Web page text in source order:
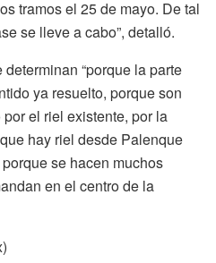
tramos el 25 de mayo. De tal
se lleve a cabo”, detalló.
“porque la parte
ya resuelto, porque son
el riel existente, por la
hay riel desde Palenque
se hacen muchos
en el centro de la